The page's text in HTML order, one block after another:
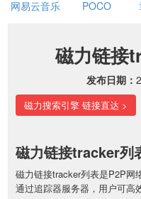
网易云音乐 POCO
磁力链接
发布日期：
磁力搜索引擎 链接直达 >
磁力链接tracker列
磁力链接tracker列表是P2P网
通过追踪器服务器，用户可高